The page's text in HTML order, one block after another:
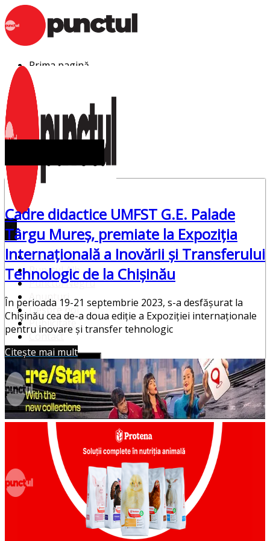
Sari
la
conținut
Prima pagină
Punctul Alb
Punctul Negru
Anunturi
Despre noi
Publicitate
Prima pagină
Punctul Alb
Punctul Negru
Anunturi
Despre noi
Publicitate
Contact
Cadre didactice UMFST G.E. Palade
Târgu Mureș, premiate la Expoziția
Internațională a Inovării și Transferului
Tehnologic de la Chișinău
În perioada 19-21 septembrie 2023, s-a desfășurat la
Chișinău cea de-a doua ediție a Expoziției internaționale
pentru inovare și transfer tehnologic
Citește mai mult